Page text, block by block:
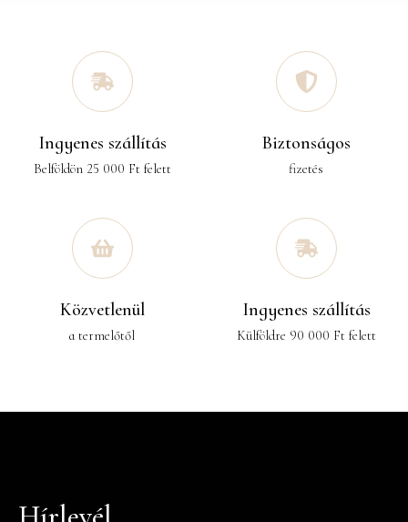
Ingyenes szállítás
Belföldön 25 000 Ft felett
Biztonságos
fizetés
Közvetlenül
a termelőtől
Ingyenes szállítás
Külföldre 90 000 Ft felett